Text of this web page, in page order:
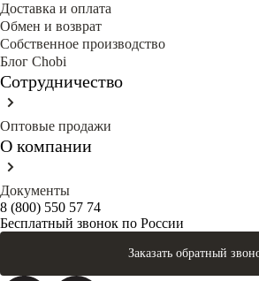
Доставка и оплата
Обмен и возврат
Собственное производство
Блог Сhobi
Сотрудничество
Оптовые продажи
О компании
Документы
8 (800) 550 57 74
Бесплатный звонок по России
Заказать обратный